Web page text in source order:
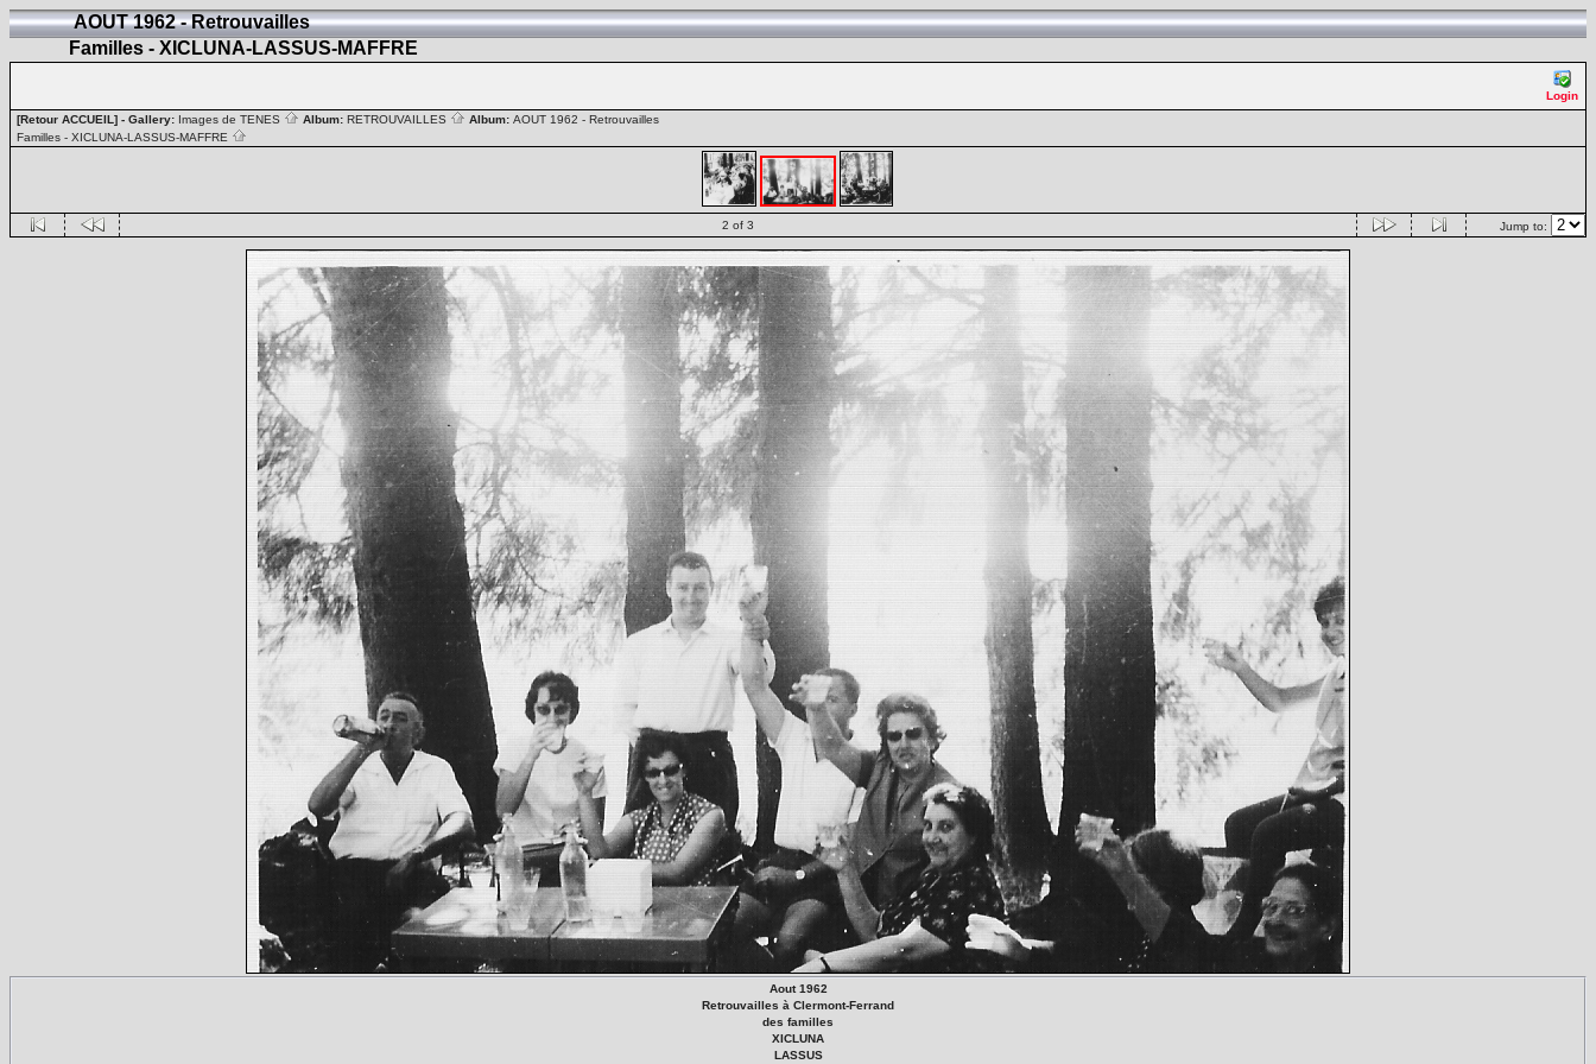
AOUT 1962 - Retrouvailles
Familles - XICLUNA-LASSUS-MAFFRE
Login
[Retour ACCUEIL] - Gallery: Images de TENES Album: RETROUVAILLES Album: AOUT 1962 - Retrouvailles
Familles - XICLUNA-LASSUS-MAFFRE
2 of 3 Jump to:
Aout 1962
Retrouvailles à Clermont-Ferrand
des familles
XICLUNA
LASSUS